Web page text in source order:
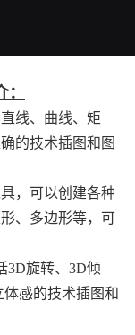
线、曲线、矩
的技术插图和图
，可以创建各种
、多边形等，可
3D旋转、3D倾
感的技术插图和